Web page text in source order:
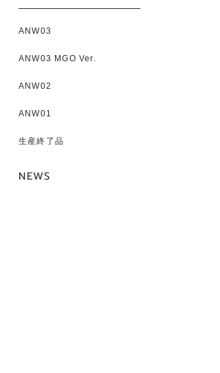
ANW03
ANW03 MGO Ver.
ANW02
ANW01
生産終了品
NEWS